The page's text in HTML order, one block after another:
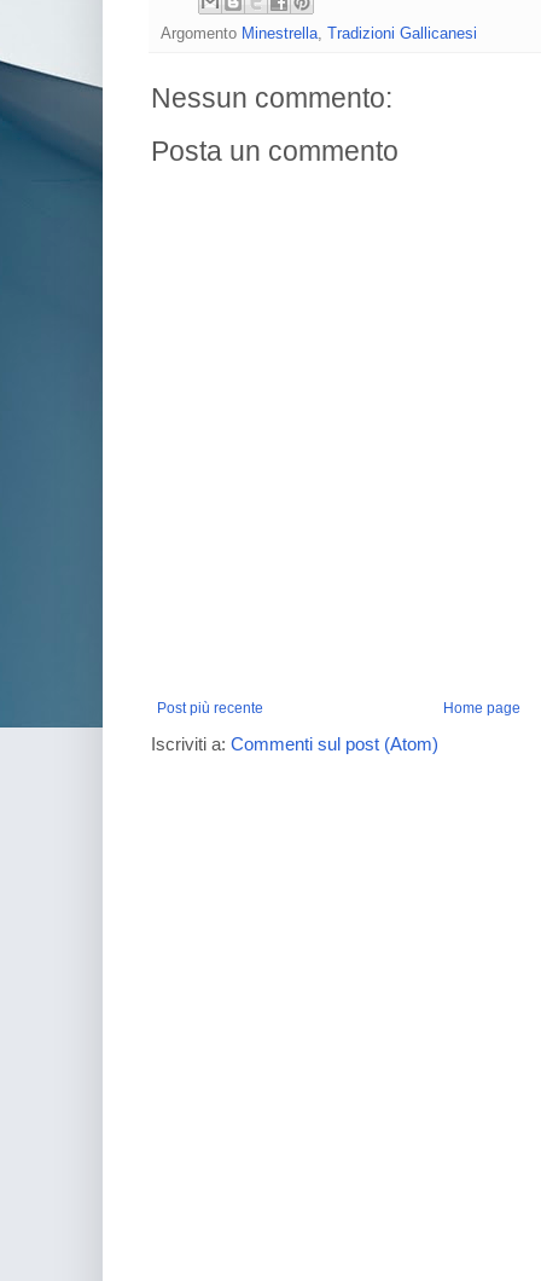
Argomento Minestrella Tradizioni Gallicanesi
Nessun commento:
Posta un commento
Post più recente Home page
Iscriviti a: Commenti sul post (Atom)